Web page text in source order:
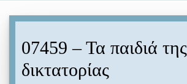
07459 – Τα παιδιά της
δικτατορίας